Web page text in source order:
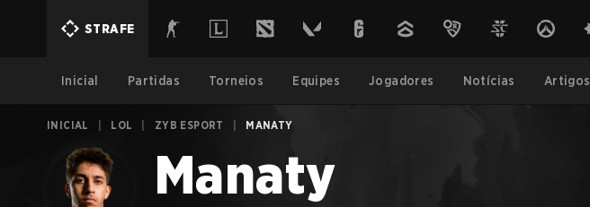
STRAFE
Inicial Partidas Torneios Equipes Jogadores Notícias Artigos
INICIAL LOL ZYB ESPORT MANATY
Manaty